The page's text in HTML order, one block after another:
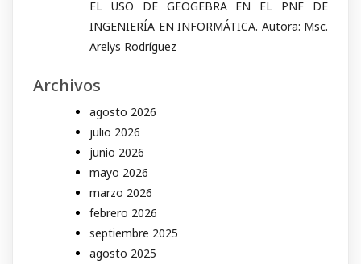
EL USO DE GEOGEBRA EN EL PNF DE
INGENIERÍA EN INFORMÁTICA. Autora: Msc.
Arelys Rodríguez
Archivos
agosto 2026
julio 2026
junio 2026
mayo 2026
marzo 2026
febrero 2026
septiembre 2025
agosto 2025